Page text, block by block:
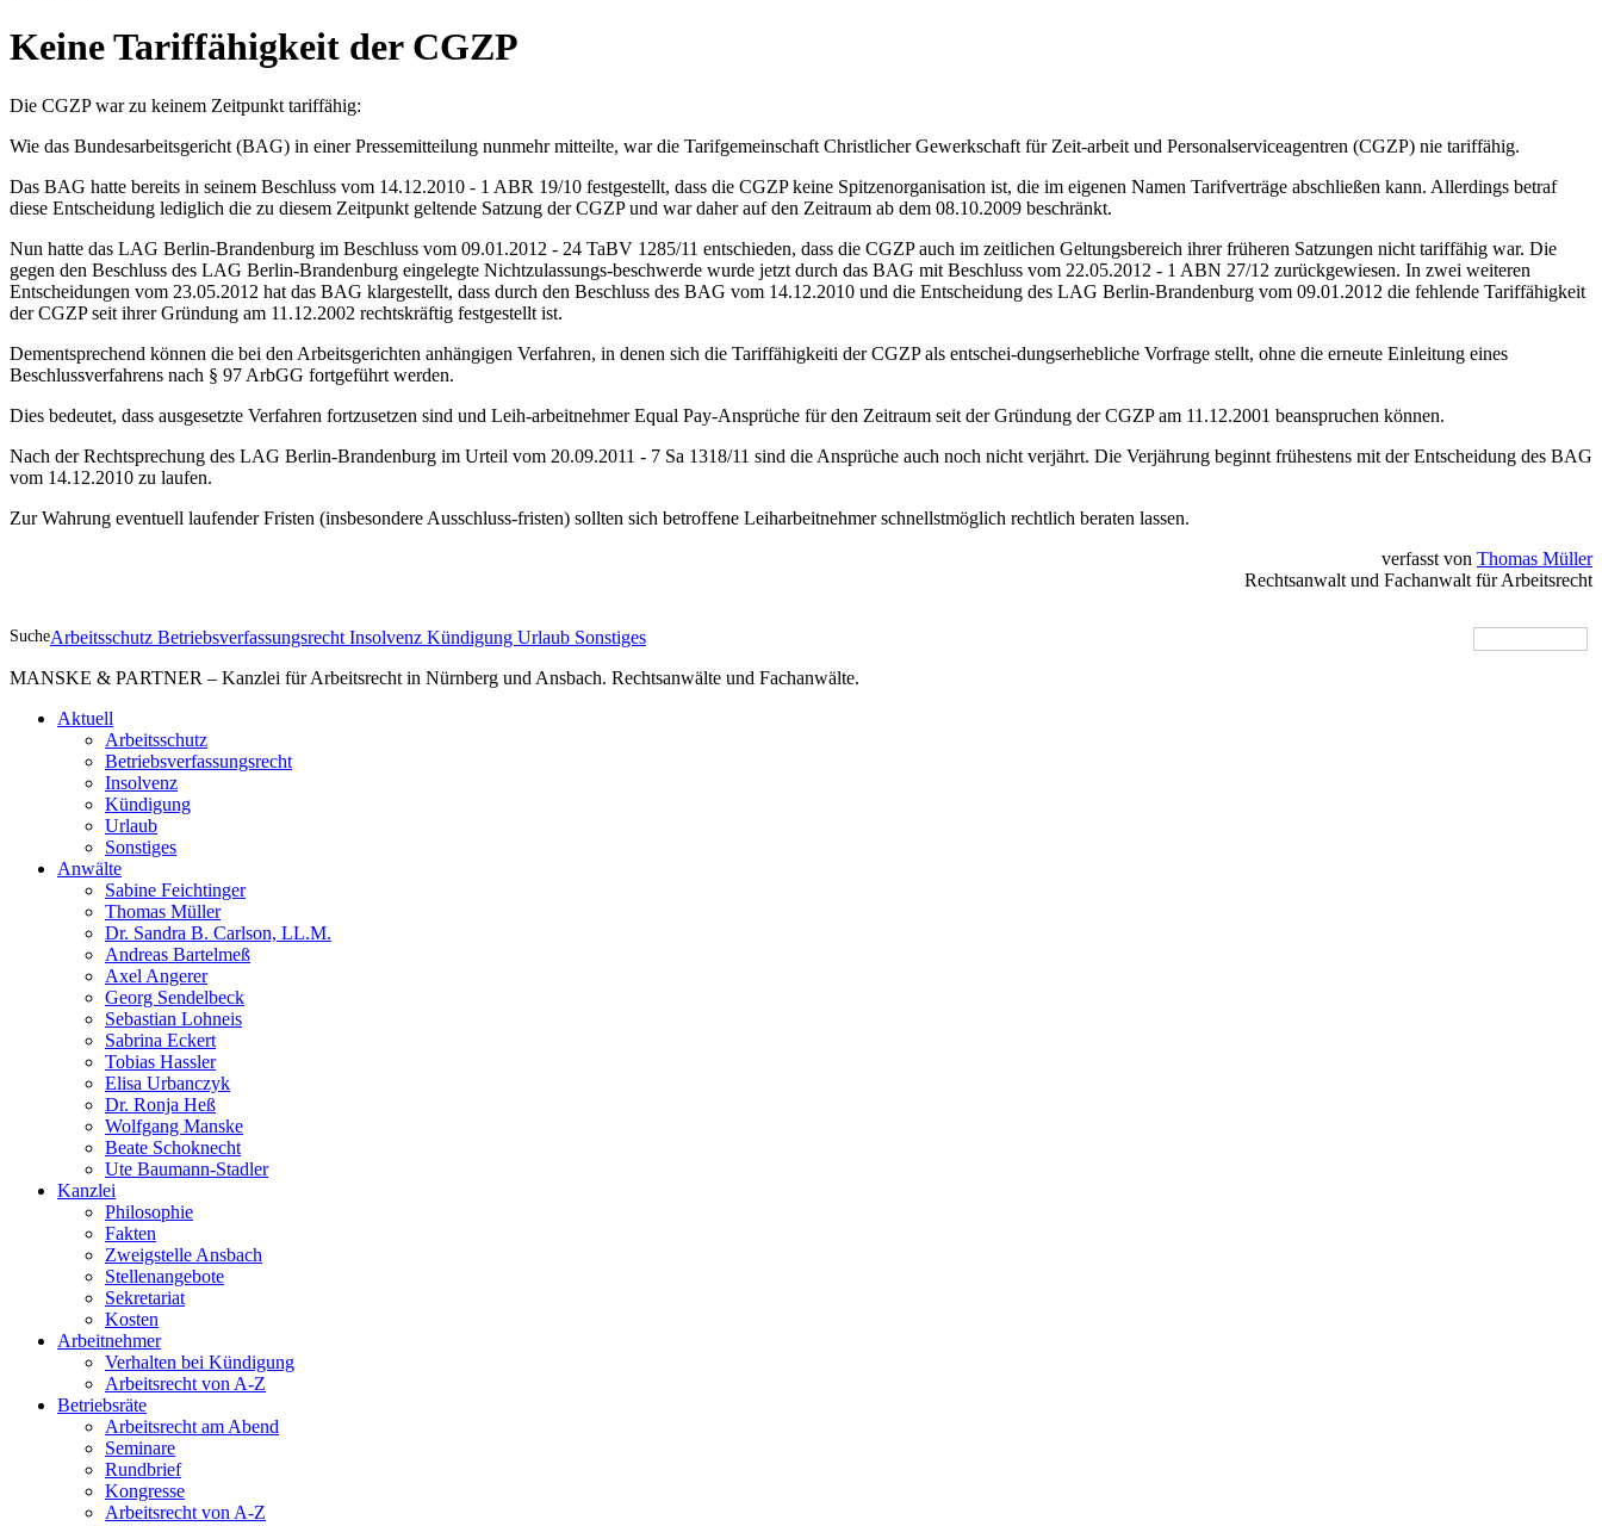
Keine Tariffähigkeit der CGZP
Die CGZP war zu keinem Zeitpunkt tariffähig:
Wie das Bundesarbeitsgericht (BAG) in einer Pressemitteilung nunmehr mitteilte, war die Tarifgemeinschaft Christlicher Gewerkschaft für Zeit-arbeit und Personalserviceagentren (CGZP) nie tariffähig.
Das BAG hatte bereits in seinem Beschluss vom 14.12.2010 - 1 ABR 19/10 festgestellt, dass die CGZP keine Spitzenorganisation ist, die im eigenen Namen Tarifverträge abschließen kann. Allerdings betraf
diese Entscheidung lediglich die zu diesem Zeitpunkt geltende Satzung der CGZP und war daher auf den Zeitraum ab dem 08.10.2009 beschränkt.
Nun hatte das LAG Berlin-Brandenburg im Beschluss vom 09.01.2012 - 24 TaBV 1285/11 entschieden, dass die CGZP auch im zeitlichen Geltungsbereich ihrer früheren Satzungen nicht tariffähig war. Die
gegen den Beschluss des LAG Berlin-Brandenburg eingelegte Nichtzulassungs-beschwerde wurde jetzt durch das BAG mit Beschluss vom 22.05.2012 - 1 ABN 27/12 zurückgewiesen. In zwei weiteren
Entscheidungen vom 23.05.2012 hat das BAG klargestellt, dass durch den Beschluss des BAG vom 14.12.2010 und die Entscheidung des LAG Berlin-Brandenburg vom 09.01.2012 die fehlende Tariffähigkeit
der CGZP seit ihrer Gründung am 11.12.2002 rechtskräftig festgestellt ist.
Dementsprechend können die bei den Arbeitsgerichten anhängigen Verfahren, in denen sich die Tariffähigkeiti der CGZP als entschei-dungserhebliche Vorfrage stellt, ohne die erneute Einleitung eines
Beschlussverfahrens nach § 97 ArbGG fortgeführt werden.
Dies bedeutet, dass ausgesetzte Verfahren fortzusetzen sind und Leih-arbeitnehmer Equal Pay-Ansprüche für den Zeitraum seit der Gründung der CGZP am 11.12.2001 beanspruchen können.
Nach der Rechtsprechung des LAG Berlin-Brandenburg im Urteil vom 20.09.2011 - 7 Sa 1318/11 sind die Ansprüche auch noch nicht verjährt. Die Verjährung beginnt frühestens mit der Entscheidung des BAG
vom 14.12.2010 zu laufen.
Zur Wahrung eventuell laufender Fristen (insbesondere Ausschluss-fristen) sollten sich betroffene Leiharbeitnehmer schnellstmöglich rechtlich beraten lassen.
verfasst von Thomas Müller
Rechtsanwalt und Fachanwalt für Arbeitsrecht
SucheArbeitsschutz Betriebsverfassungsrecht Insolvenz Kündigung Urlaub Sonstiges
MANSKE & PARTNER – Kanzlei für Arbeitsrecht in Nürnberg und Ansbach. Rechtsanwälte und Fachanwälte.
Aktuell
Arbeitsschutz
Betriebsverfassungsrecht
Insolvenz
Kündigung
Urlaub
Sonstiges
Anwälte
Sabine Feichtinger
Thomas Müller
Dr. Sandra B. Carlson, LL.M.
Andreas Bartelmeß
Axel Angerer
Georg Sendelbeck
Sebastian Lohneis
Sabrina Eckert
Tobias Hassler
Elisa Urbanczyk
Dr. Ronja Heß
Wolfgang Manske
Beate Schoknecht
Ute Baumann-Stadler
Kanzlei
Philosophie
Fakten
Zweigstelle Ansbach
Stellenangebote
Sekretariat
Kosten
Arbeitnehmer
Verhalten bei Kündigung
Arbeitsrecht von A-Z
Betriebsräte
Arbeitsrecht am Abend
Seminare
Rundbrief
Kongresse
Arbeitsrecht von A-Z